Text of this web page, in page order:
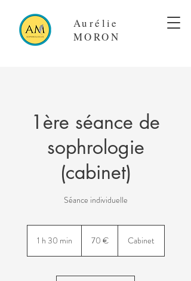
Aurélie
MORON
1ère séance de
sophrologie
(cabinet)
Séance individuelle
1 h 30 min
m
70 € Cabinet